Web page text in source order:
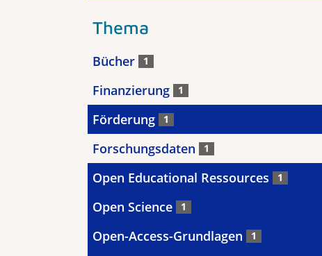
Thema
Bücher 1
Finanzierung 1
Förderung 1
Forschungsdaten 1
Open Educational Ressources 1
Open Science 1
Open-Access-Grundlagen 1